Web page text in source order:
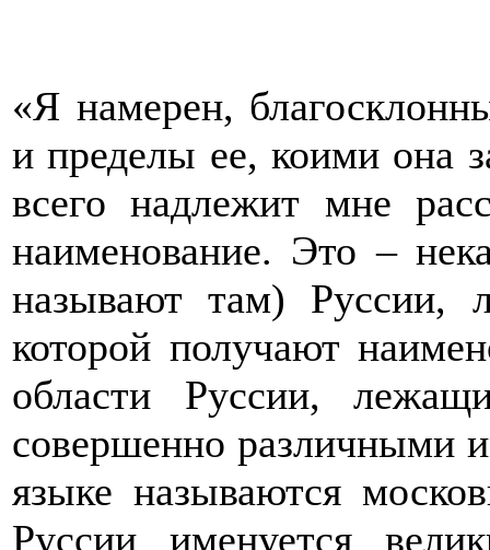
«Я намерен,
и пределы ее, коими она
всего надлежит мне
наименование. Это –
называют там) Руссии,
которой получают
области Руссии,
совершенно различными
языке называются
Руссии именуется